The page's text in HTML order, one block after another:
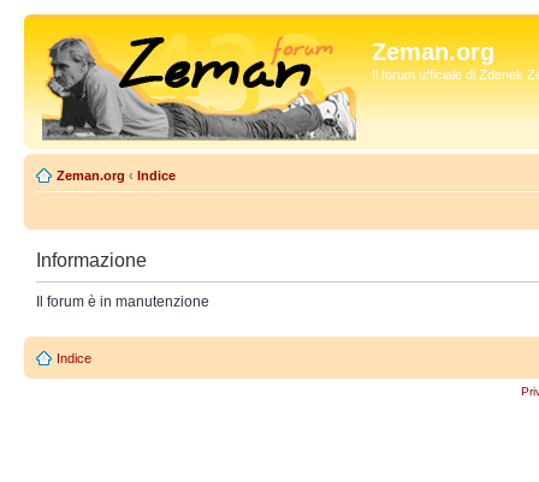
Zeman.org
Il forum ufficiale di Zdenek
Zeman.org ‹ Indice
Informazione
Il forum è in manutenzione
Indice